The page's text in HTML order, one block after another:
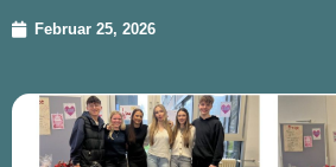
Februar 25, 2026